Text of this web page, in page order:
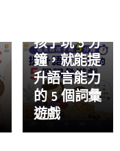
孩子玩 5 分
鐘，就能提
升語言能力
的 5 個詞彙
遊戲